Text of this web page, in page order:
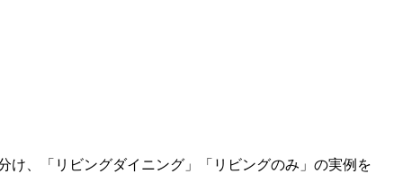
、「リビングダイニング」「リビングのみ」の実例を